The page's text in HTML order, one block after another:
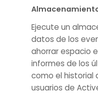
Ejecute un
datos de los
ahorrar espacio
informes de los
como el historial
usuarios de